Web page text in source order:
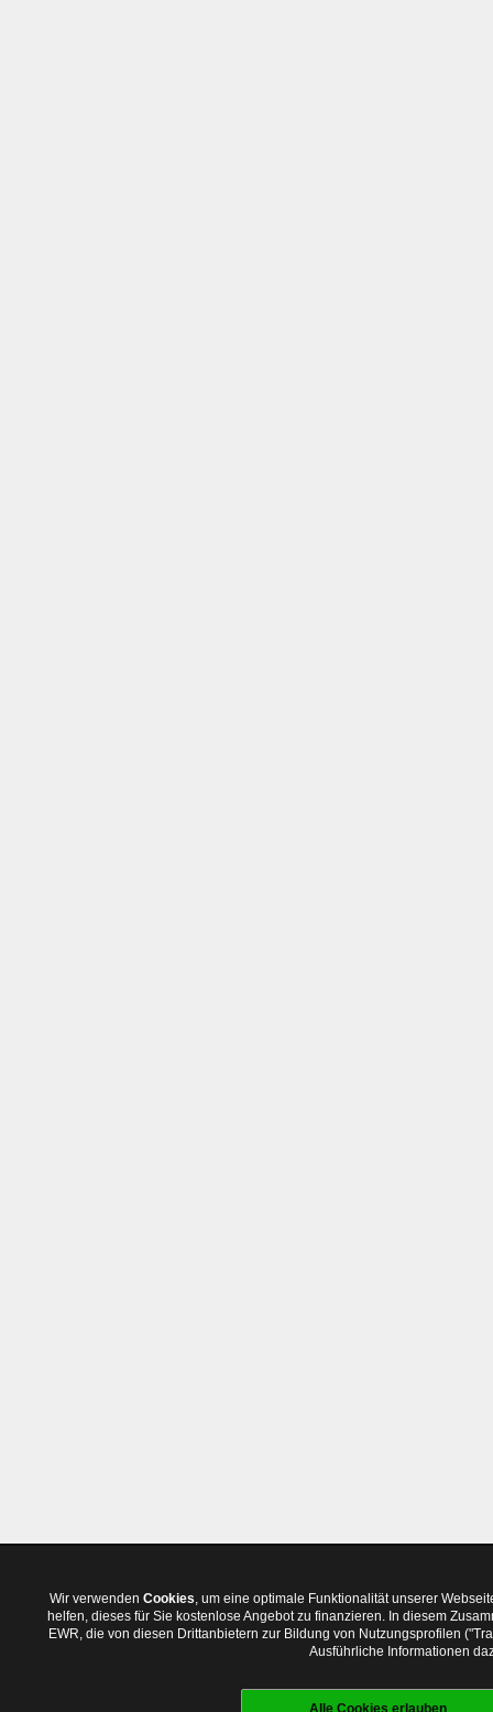
Wir verwenden Cookies, um eine optimale Funktionalität unserer
helfen, dieses für Sie kostenlose Angebot zu finanzieren. In diesem
EWR, die von diesen Drittanbietern zur Bildung von Nutzungsprofilen
Ausführliche Informationen
Alle Cookies erlauben